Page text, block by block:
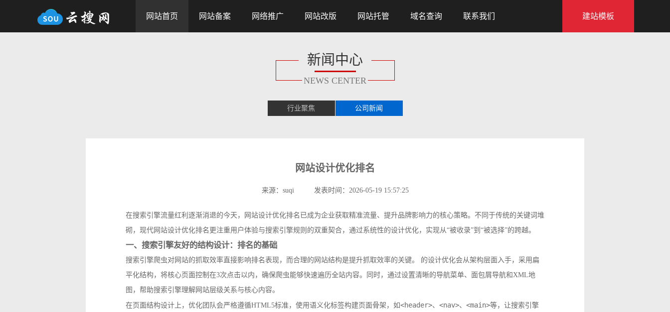
网站首页 网站备案 网络推广 网站改版 网站托管 域名查询 联系我们 建站模板
新闻中心
NEWS CENTER
行业聚焦 公司新闻
网站设计优化排名
来源：suqi 发表时间：2026-05-19 15:57:25
在搜索引擎流量红利逐渐消退的今天，网站设计优化排名已成为企业获取精准流量、提升品牌影响力的核心策略。不同于传统的关键词堆
砌，现代网站设计优化排名更注重用户体验与搜索引擎规则的双重契合，通过系统性的设计优化，实现从“被收录”到“被选择”的跨越。
一、搜索引擎友好的结构设计：排名的基础
搜索引擎爬虫对网站的抓取效率直接影响排名表现，而合理的网站结构是提升抓取效率的关键。 的设计优化会从架构层面入手，采用扁
平化结构，将核心页面控制在3次点击以内，确保爬虫能够快速遍历全站内容。同时，通过设置清晰的导航菜单、面包屑导航和XML地
图，帮助搜索引擎理解网站层级关系与核心内容。
在页面结构设计上，优化团队会严格遵循HTML5标准，使用语义化标签构建页面骨架，如<header>、 <nav>、 <main>等，让搜索引擎